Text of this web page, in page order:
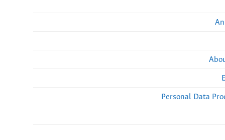
Personal Data